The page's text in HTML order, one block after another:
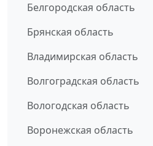
Белгородская область
Брянская область
Владимирская область
Волгоградская область
Вологодская область
Воронежская область